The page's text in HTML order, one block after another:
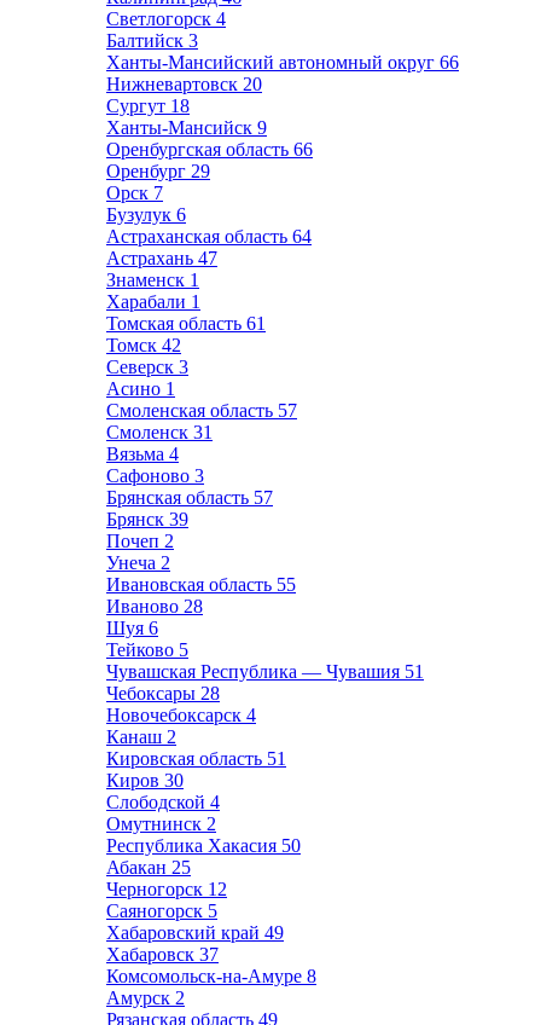
Светлогорск 4
Балтийск 3
Ханты-Мансийский автономный округ 66
Нижневартовск 20
Сургут 18
Ханты-Мансийск 9
Оренбургская область 66
Оренбург 29
Орск 7
Бузулук 6
Астраханская область 64
Астрахань 47
Знаменск 1
Харабали 1
Томская область 61
Томск 42
Северск 3
Асино 1
Смоленская область 57
Смоленск 31
Вязьма 4
Сафоново 3
Брянская область 57
Брянск 39
Почеп 2
Унеча 2
Ивановская область 55
Иваново 28
Шуя 6
Тейково 5
Чувашская Республика — Чувашия 51
Чебоксары 28
Новочебоксарск 4
Канаш 2
Кировская область 51
Киров 30
Слободской 4
Омутнинск 2
Республика Хакасия 50
Абакан 25
Черногорск 12
Саяногорск 5
Хабаровский край 49
Хабаровск 37
Комсомольск-на-Амуре 8
Амурск 2
Рязанская область 49